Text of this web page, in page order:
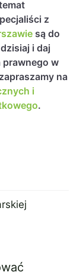
z
są do
i daj
prawnego w
na
i
.